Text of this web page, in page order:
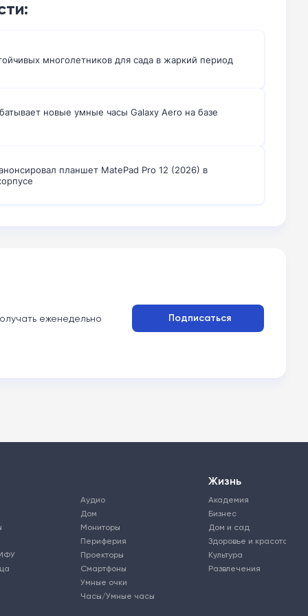
многолетников для сада в жаркий период
новые умные часы Galaxy Aero на базе
планшет MatePad Pro 12 (2026) в
еженедельно Подписаться
Аудио
Дом
Мониторы
Периферия
Проекторы
Смартфоны
Умные очки
Часы/Умные часы
Жизнь
Академия
Бизнес
Дом и сад
Здоровье и красота
Культура
Развлечения